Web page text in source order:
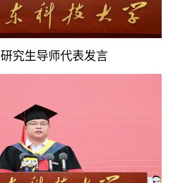
研究生导师代表发言